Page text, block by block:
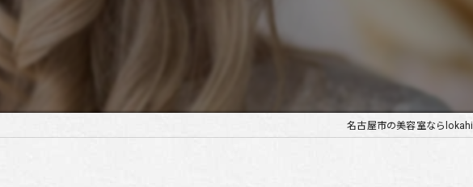
名古屋市の美容室ならlokahi